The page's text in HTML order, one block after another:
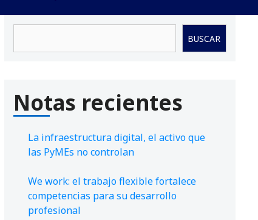
BUSCAR
Notas recientes
La infraestructura digital, el activo que
las PyMEs no controlan
We work: el trabajo flexible fortalece
competencias para su desarrollo
profesional